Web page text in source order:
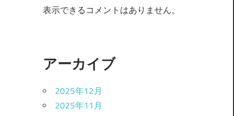
表示できるコメントはありません。
アーカイブ
2025年12月
2025年11月